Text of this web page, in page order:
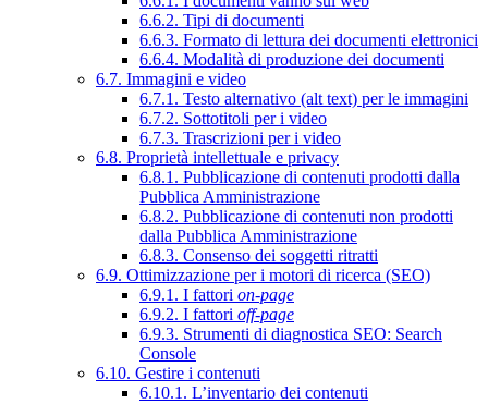
6.6.2. Tipi di documenti
6.6.3. Formato di lettura dei documenti elettronici
6.6.4. Modalità di produzione dei documenti
6.7. Immagini e video
6.7.1. Testo alternativo (alt text) per le immagini
6.7.2. Sottotitoli per i video
6.7.3. Trascrizioni per i video
6.8. Proprietà intellettuale e privacy
6.8.1. Pubblicazione di contenuti prodotti dalla
Pubblica Amministrazione
6.8.2. Pubblicazione di contenuti non prodotti
dalla Pubblica Amministrazione
6.8.3. Consenso dei soggetti ritratti
6.9. Ottimizzazione per i motori di ricerca (SEO)
6.9.1. I fattori on-page
6.9.2. I fattori off-page
6.9.3. Strumenti di diagnostica SEO: Search
Console
6.10. Gestire i contenuti
6.10.1. L’inventario dei contenuti